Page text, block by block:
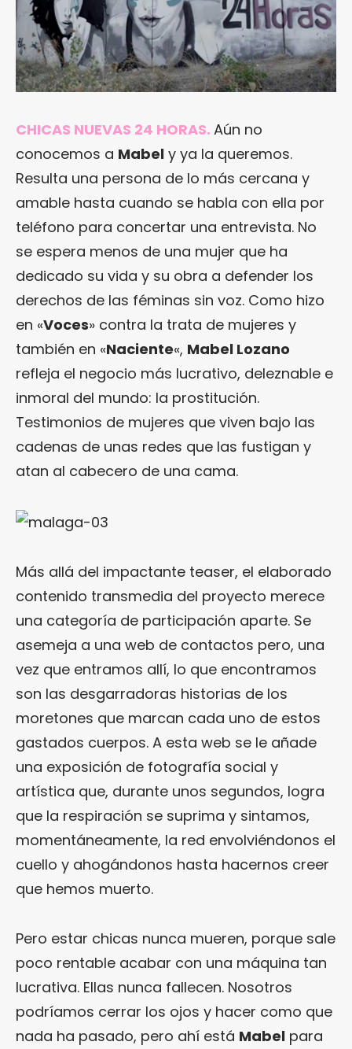
CHICAS NUEVAS 24 HORAS. Aún no
conocemos a Mabel y ya la queremos.
Resulta una persona de lo más cercana y
amable hasta cuando se habla con ella por
teléfono para concertar una entrevista. No
se espera menos de una mujer que ha
dedicado su vida y su obra a defender los
derechos de las féminas sin voz. Como hizo
en «Voces» contra la trata de mujeres y
también en «Naciente«, Mabel Lozano
refleja el negocio más lucrativo, deleznable e
inmoral del mundo: la prostitución.
Testimonios de mujeres que viven bajo las
cadenas de unas redes que las fustigan y
atan al cabecero de una cama.
Más allá del impactante teaser, el elaborado
contenido transmedia del proyecto merece
una categoría de participación aparte. Se
asemeja a una web de contactos pero, una
vez que entramos allí, lo que encontramos
son las desgarradoras historias de los
moretones que marcan cada uno de estos
gastados cuerpos. A esta web se le añade
una exposición de fotografía social y
artística que, durante unos segundos, logra
que la respiración se suprima y sintamos,
momentáneamente, la red envolviéndonos el
cuello y ahogándonos hasta hacernos creer
que hemos muerto.
Pero estar chicas nunca mueren, porque sale
poco rentable acabar con una máquina tan
lucrativa. Ellas nunca fallecen. Nosotros
podríamos cerrar los ojos y hacer como que
nada ha pasado, pero ahí está Mabel para